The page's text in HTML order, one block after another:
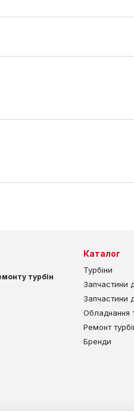
турбін
Каталог
Турбіни
Запчастини
Запчастини
Обладнання
Ремонт
Бренди